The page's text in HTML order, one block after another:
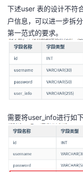
下述user 表的设计不符
户信息，可以进一步拆
第一范式的要求。
需要将user_info进行如下